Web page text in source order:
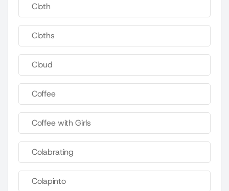
Cloth
Cloths
Cloud
Coffee
Coffee with Girls
Colabrating
Colapinto